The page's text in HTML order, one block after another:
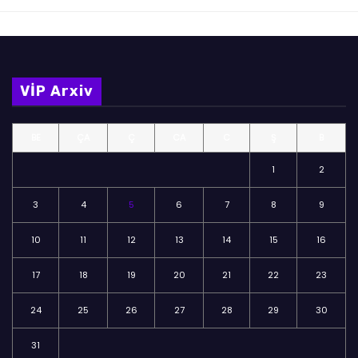
VİP Arxiv
1 2
3 4 5 6 7 8 9
10 11 12 13 14 15 16
17 18 19 20 21 22 23
24 25 26 27 28 29 30
31